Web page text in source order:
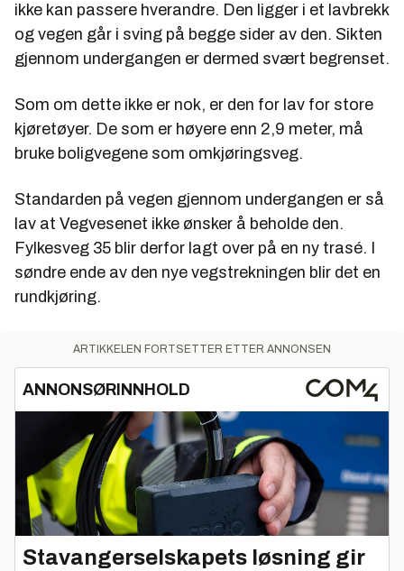
ikke kan passere hverandre. Den ligger i et lavbrekk
og vegen går i sving på begge sider av den. Sikten
gjennom undergangen er dermed svært begrenset.
Som om dette ikke er nok, er den for lav for store
kjøretøyer. De som er høyere enn 2,9 meter, må
bruke boligvegene som omkjøringsveg.
Standarden på vegen gjennom undergangen er så
lav at Vegvesenet ikke ønsker å beholde den.
Fylkesveg 35 blir derfor lagt over på en ny trasé. I
søndre ende av den nye vegstrekningen blir det en
rundkjøring.
ARTIKKELEN FORTSETTER ETTER ANNONSEN
ANNONSØRINNHOLD
Stavangerselskapets løsning gir